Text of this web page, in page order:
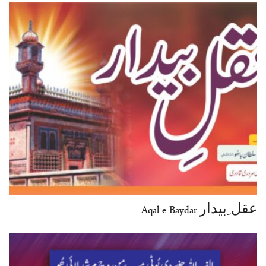
عقل ِبیدار Aqal-e-Baydar